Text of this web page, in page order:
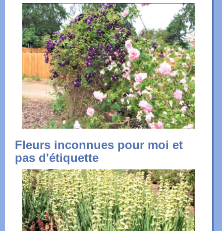
Fleurs inconnues pour moi et
pas d'étiquette